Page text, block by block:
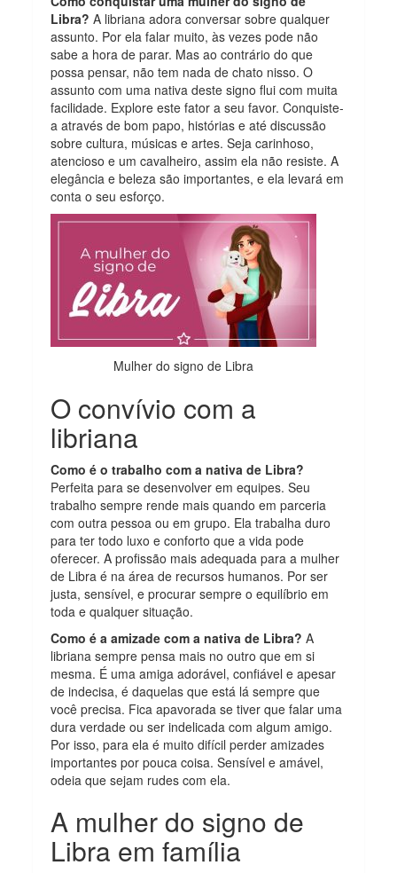
Libra? A libriana adora conversar sobre qualquer
assunto. Por ela falar muito, às vezes pode não
sabe a hora de parar. Mas ao contrário do que
possa pensar, não tem nada de chato nisso. O
assunto com uma nativa deste signo flui com muita
facilidade. Explore este fator a seu favor. Conquiste-
a através de bom papo, histórias e até discussão
sobre cultura, músicas e artes. Seja carinhoso,
atencioso e um cavalheiro, assim ela não resiste. A
elegância e beleza são importantes, e ela levará em
conta o seu esforço.
Mulher do signo de Libra
O convívio com a
libriana
Como é o trabalho com a nativa de Libra?
Perfeita para se desenvolver em equipes. Seu
trabalho sempre rende mais quando em parceria
com outra pessoa ou em grupo. Ela trabalha duro
para ter todo luxo e conforto que a vida pode
oferecer. A profissão mais adequada para a mulher
de Libra é na área de recursos humanos. Por ser
justa, sensível, e procurar sempre o equilíbrio em
toda e qualquer situação.
Como é a amizade com a nativa de Libra? A
libriana sempre pensa mais no outro que em si
mesma. É uma amiga adorável, confiável e apesar
de indecisa, é daquelas que está lá sempre que
você precisa. Fica apavorada se tiver que falar uma
dura verdade ou ser indelicada com algum amigo.
Por isso, para ela é muito difícil perder amizades
importantes por pouca coisa. Sensível e amável,
odeia que sejam rudes com ela.
A mulher do signo de
Libra em família